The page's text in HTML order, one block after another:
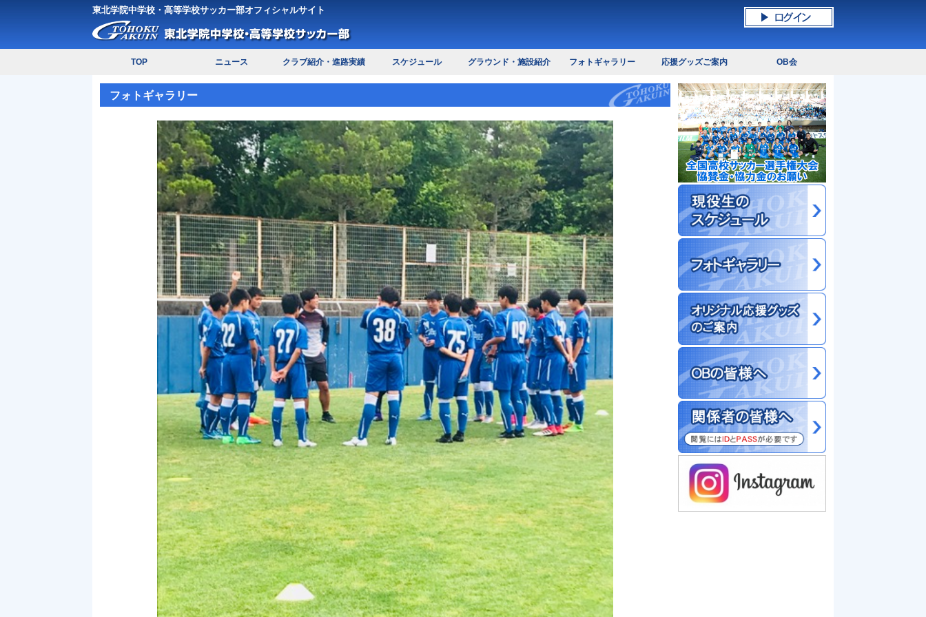
東北学院中学校・高等学校サッカー部オフィシャルサイト
TOP ニュース クラブ紹介・進路実績 スケジュール グラウンド・施設紹介 フォトギャラリー 応援グッズご案内 OB会
フォトギャラリー